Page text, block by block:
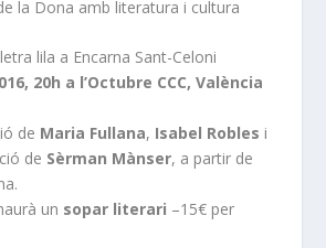
la Dona amb literatura i cultura
lila a Encarna Sant-Celoni
20h a l’Octubre CCC, València
de Maria Fullana, Isabel Robles i
de Sèrman Mànser, a partir de
un sopar literari –15€ per